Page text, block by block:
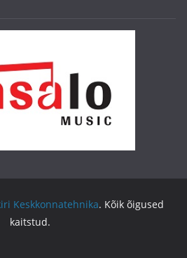
Keskkonnatehnika. Kõik õigused
kaitstud.